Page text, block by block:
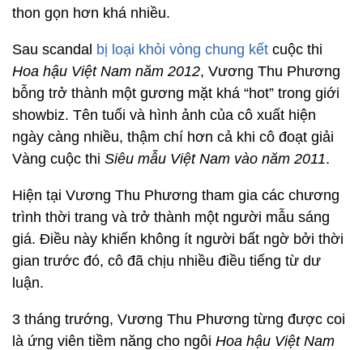
thon gọn hơn khá nhiều.
Sau scandal bị loại khỏi vòng chung kết cuộc thi
Hoa hậu Việt Nam năm 2012, Vương Thu Phương
bỗng trở thành một gương mặt khá “hot” trong giới
showbiz. Tên tuổi và hình ảnh của cô xuất hiện
ngày càng nhiều, thậm chí hơn cả khi cô đoạt giải
Vàng cuộc thi Siêu mẫu Việt Nam vào năm 2011.
Hiện tại Vương Thu Phương tham gia các chương
trình thời trang và trở thành một người mẫu sáng
giá. Điều này khiến không ít người bất ngờ bởi thời
gian trước đó, cô đã chịu nhiều điều tiếng từ dư
luận.
3 tháng trướng, Vương Thu Phương từng được coi
là ứng viên tiềm năng cho ngôi Hoa hậu Việt Nam